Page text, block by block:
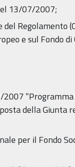
13/07/2007;
Regolamento
e sul Fondo di
della Giunta
per il Fondo